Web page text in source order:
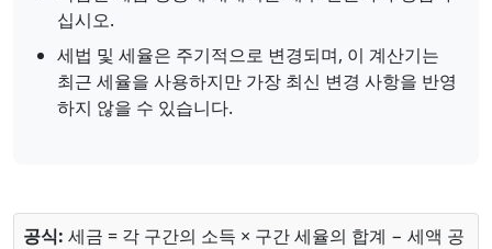
십시오.
세법 및 세율은 주기적으로 변경되며, 이 계산기는
최근 세율을 사용하지만 가장 최신 변경 사항을 반영
하지 않을 수 있습니다.
공식: 세금 = 각 구간의 소득 × 구간 세율의 합계 − 세액 공